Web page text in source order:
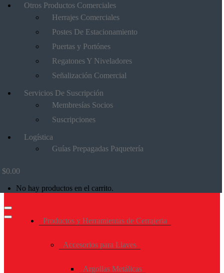
Otros Productos Comerciales
Herrajes Comerciales
Postes De Estacionamiento
Puertas y Portónes
Regatones Y Niveladores
Señalización Comercial
Servicios De Suscripción
Membresías Socios
Suscripciones
Logística
Guías Prepagadas Paquetería
$0.00
No hay productos en el carrito.
Productos y Herramientas de Cerrajeria
Accesorios para Llaves
Argollas Metálicas